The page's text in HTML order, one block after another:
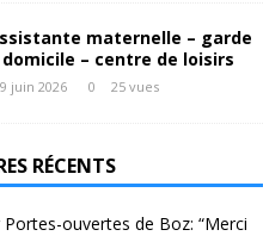
maternelle – garde
domicile – centre de loisirs
juin 2026 0 25 vues
RÉCENTS
Portes-ouvertes de Boz: “Merci